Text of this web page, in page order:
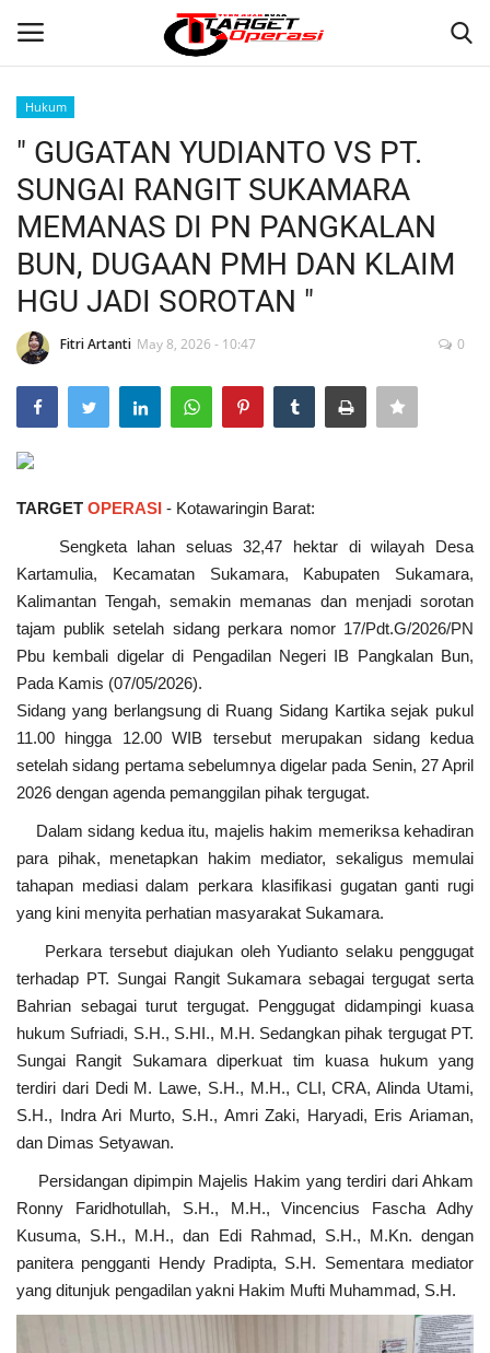
Home
Contact
NASIONAL
INTERNASIONAL
TO.CHANEL
TO.NETWORK
Hukum
" GUGATAN YUDIANTO VS PT.
SUNGAI RANGIT SUKAMARA
MEMANAS DI PN PANGKALAN
BUN, DUGAAN PMH DAN KLAIM
HGU JADI SOROTAN "
Fitri Artanti May 8, 2026 - 10:47 0
TARGET OPERASI - Kotawaringin Barat:
Sengketa lahan seluas 32,47 hektar di wilayah Desa
Kartamulia, Kecamatan Sukamara, Kabupaten Sukamara,
Kalimantan Tengah, semakin memanas dan menjadi sorotan
tajam publik setelah sidang perkara nomor 17/Pdt.G/2026/PN
Pbu kembali digelar di Pengadilan Negeri IB Pangkalan Bun,
Pada Kamis (07/05/2026).
Sidang yang berlangsung di Ruang Sidang Kartika sejak pukul
11.00 hingga 12.00 WIB tersebut merupakan sidang kedua
setelah sidang pertama sebelumnya digelar pada Senin, 27 April
2026 dengan agenda pemanggilan pihak tergugat.
Dalam sidang kedua itu, majelis hakim memeriksa kehadiran
para pihak, menetapkan hakim mediator, sekaligus memulai
tahapan mediasi dalam perkara klasifikasi gugatan ganti rugi
yang kini menyita perhatian masyarakat Sukamara.
Perkara tersebut diajukan oleh Yudianto selaku penggugat
terhadap PT. Sungai Rangit Sukamara sebagai tergugat serta
Bahrian sebagai turut tergugat. Penggugat didampingi kuasa
hukum Sufriadi, S.H., S.HI., M.H. Sedangkan pihak tergugat PT.
Sungai Rangit Sukamara diperkuat tim kuasa hukum yang
terdiri dari Dedi M. Lawe, S.H., M.H., CLI, CRA, Alinda Utami,
S.H., Indra Ari Murto, S.H., Amri Zaki, Haryadi, Eris Ariaman,
dan Dimas Setyawan.
Persidangan dipimpin Majelis Hakim yang terdiri dari Ahkam
Ronny Faridhotullah, S.H., M.H., Vincencius Fascha Adhy
Kusuma, S.H., M.H., dan Edi Rahmad, S.H., M.Kn. dengan
panitera pengganti Hendy Pradipta, S.H. Sementara mediator
yang ditunjuk pengadilan yakni Hakim Mufti Muhammad, S.H.